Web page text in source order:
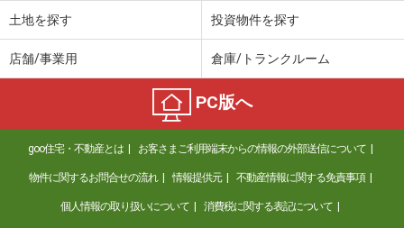
土地を探す 投資物件を探す
店舗/事業用 倉庫/トランクルーム
PC版へ
goo住宅・不動産とは お客さまご利用端末からの情報の外部送信について
物件に関するお問合せの流れ 情報提供元 不動産情報に関する免責事項
個人情報の取り扱いについて 消費税に関する表記について